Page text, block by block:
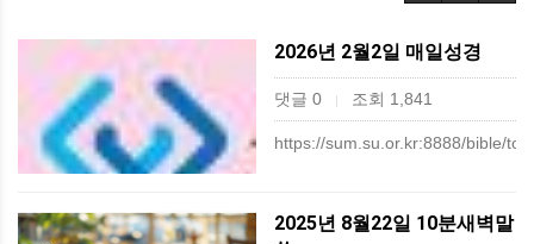
2026년 2월2일 매일성경
댓글 0 | 조회 1,841
https://sum.su.or.kr:8888/bible/
2025년 8월22일 10분새벽말